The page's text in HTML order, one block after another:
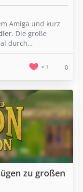
Amiga und kurz
. Die große
durch…
3 0
zu großen